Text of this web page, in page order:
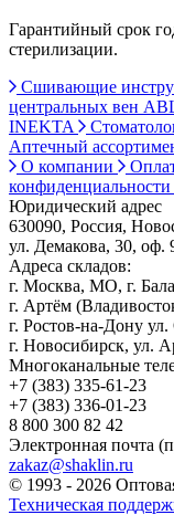
Гарантийный срок
стерилизации.
Сшивающие
центральных вен
INEKTA
Аптечный
О компании
конфиденциальности
Юридический адрес
630090, Россия,
ул. Демакова, 30, оф.
Адреса складов:
г. Москва, МО, г.
г. Артём
г. Ростов-на-Дону ул.
г. Новосибирск, ул.
Многоканальные
+7 (383) 335-61-23
+7 (383) 336-01-23
8 800 300 82 42
Электронная почта
zakaz@shaklin.ru
© 1993 - 2026
Техническая